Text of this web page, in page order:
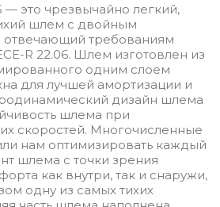
это чрезвычайно легкий,
шлем с двойным
отвечающий требованиям
R 22.06. Шлем изготовлен из
одним слоем
для лучшей амортизации и
дизайн шлема
шлема при
скоростей. Многочисленные
нам оптимизировать каждый
шлема с точки зрения
как внутри, так и снаружи,
одну из самых тихих